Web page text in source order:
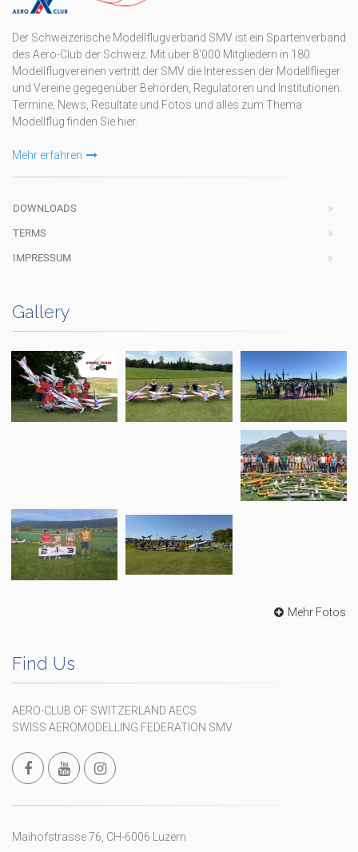
Der Schweizerische Modellflugverband SMV ist ein Spartenverband
des Aero-Club der Schweiz. Mit über 8'000 Mitgliedern in 180
Modellflugvereinen vertritt der SMV die Interessen der Modellflieger
und Vereine gegegenüber Behörden, Regulatoren und Institutionen.
Termine, News, Resultate und Fotos und alles zum Thema
Modellflug finden Sie hier.
Mehr erfahren
DOWNLOADS
TERMS
IMPRESSUM
Gallery
Mehr Fotos
Find Us
AERO-CLUB OF SWITZERLAND AECS
SWISS AEROMODELLING FEDERATION SMV
Maihofstrasse 76, CH-6006 Luzern